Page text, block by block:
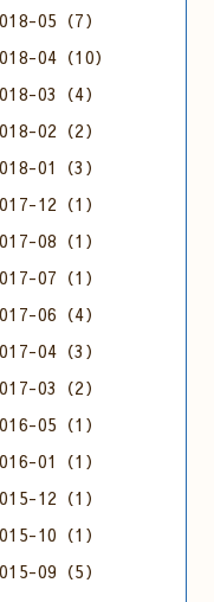
05（7）
04（10）
03（4）
02（2）
01（3）
12（1）
08（1）
07（1）
06（4）
04（3）
03（2）
05（1）
01（1）
12（1）
10（1）
09（5）